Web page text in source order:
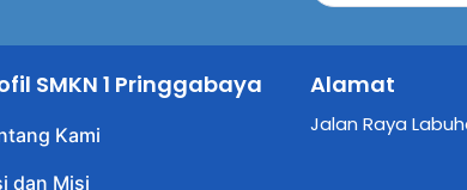
SMKN 1 Pringgabaya
Kami
dan Misi
Alamat
Jalan Raya